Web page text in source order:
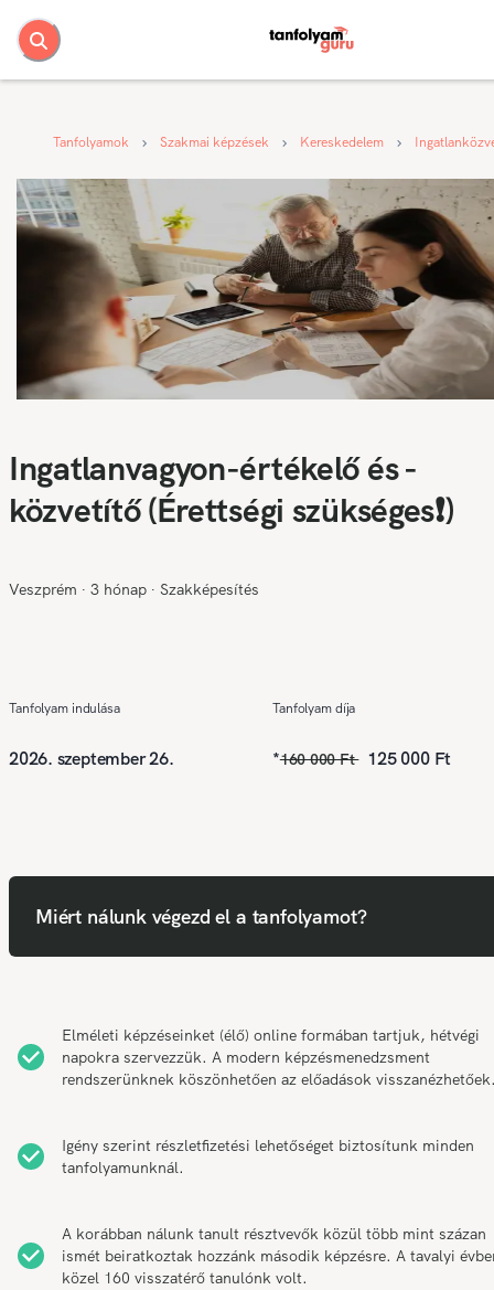
Tanfolyamok Szakmai képzések Kereskedelem
Ingatlanvagyon-értékelő és -
közvetítő (Érettségi szükséges❗)
Veszprém ∙ 3 hónap ∙ Szakképesítés
Tanfolyam indulása
2026. szeptember 26.
Tanfolyam díja
*160 000 Ft 125 000 Ft
Miért nálunk végezd el a tanfolyamot?
Elméleti képzéseinket (élő) online formában tartjuk, hétvégi
napokra szervezzük. A modern képzésmenedzsment
rendszerünknek köszönhetően az előadások
Igény szerint részletfizetési lehetőséget biztosítunk minden
tanfolyamunknál.
A korábban nálunk tanult résztvevők közül több mint százan
ismét beiratkoztak hozzánk második képzésre. A tavalyi
közel 160 visszatérő tanulónk volt.